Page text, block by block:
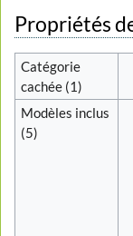
Propriétés
Catégorie
cachée (1)
Modèles inclus
(5)